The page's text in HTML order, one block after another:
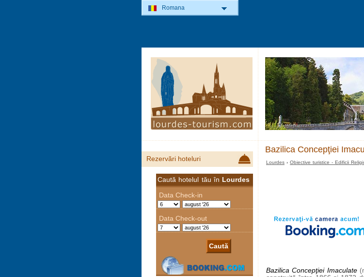
Bazilica Concepţiei
Lourdes ›Obiective turistice - Edificii
Bazilica Concepţiei Imaculate
Rezervări hoteluri
Caută hotelul tău în Lourdes
Romana